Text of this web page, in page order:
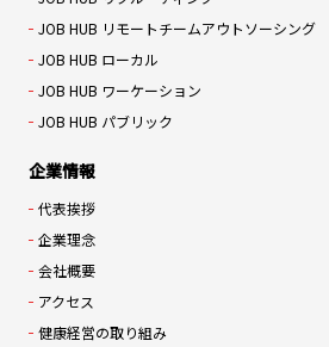
JOB HUB リモートチームアウトソーシング
JOB HUB ローカル
JOB HUB ワーケーション
JOB HUB パブリック
企業情報
代表挨拶
企業理念
会社概要
アクセス
健康経営の取り組み